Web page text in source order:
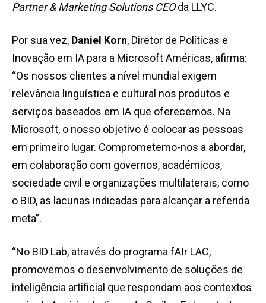
Partner & Marketing Solutions CEOda LLYC.
Por sua vez, Daniel Korn, Diretor de Políticas e
Inovação em IA para a Microsoft Américas, afirma:
“Os nossos clientes a nível mundial exigem
relevância linguística e cultural nos produtos e
serviços baseados em IA que oferecemos. Na
Microsoft, o nosso objetivo é colocar as pessoas
em primeiro lugar. Comprometemo-nos a abordar,
em colaboração com governos, académicos,
sociedade civil e organizações multilaterais, como
o BID, as lacunas indicadas para alcançar a referida
meta”.
“No BID Lab, através do programa fAIr LAC,
promovemos o desenvolvimento de soluções de
inteligência artificial que respondam aos contextos